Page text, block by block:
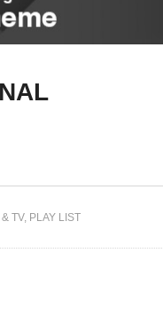
Femenino
TV PLAY LIST